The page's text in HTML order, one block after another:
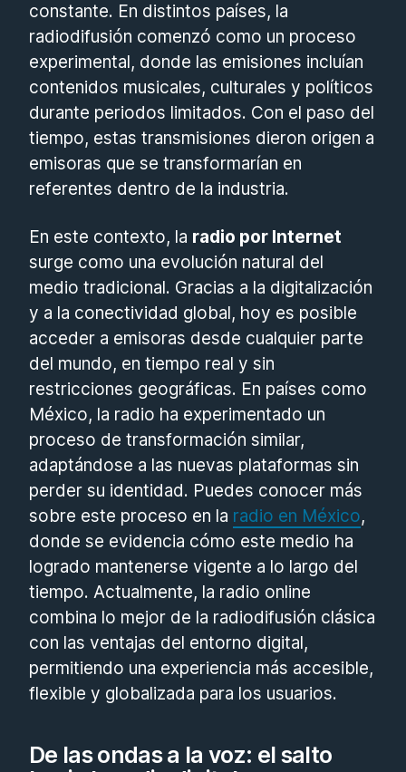
constante. En distintos países, la
radiodifusión comenzó como un proceso
experimental, donde las emisiones incluían
contenidos musicales, culturales y políticos
durante periodos limitados. Con el paso del
tiempo, estas transmisiones dieron origen a
emisoras que se transformarían en
referentes dentro de la industria.
En este contexto, la radio por Internet
surge como una evolución natural del
medio tradicional. Gracias a la digitalización
y a la conectividad global, hoy es posible
acceder a emisoras desde cualquier parte
del mundo, en tiempo real y sin
restricciones geográficas. En países como
México, la radio ha experimentado un
proceso de transformación similar,
adaptándose a las nuevas plataformas sin
perder su identidad. Puedes conocer más
sobre este proceso en la radio en México,
donde se evidencia cómo este medio ha
logrado mantenerse vigente a lo largo del
tiempo. Actualmente, la radio online
combina lo mejor de la radiodifusión clásica
con las ventajas del entorno digital,
permitiendo una experiencia más accesible,
flexible y globalizada para los usuarios.
De las ondas a la voz: el salto